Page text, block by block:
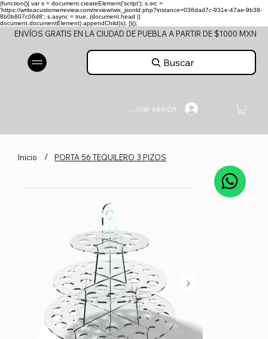
(function(){ var s = document.createElement('script'); s.src =
'https://writeacustomerreview.com/review/wix_jsonld.php?instance=036dad7c-931e-47ae-9b38-
8b0b807c06d8'; s.async = true; (document.head ||
document.documentElement).appendChild(s); })();
ENVÍOS GRATIS EN LA CIUDAD DE PUEBLA A PARTIR DE $1000 MXN
Buscar
Iniciar sesión
Inicio / PORTA 56 TEQUILERO 3 PIZOS